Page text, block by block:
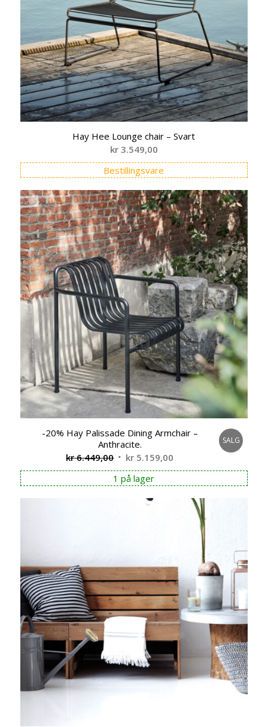
Hay Hee Lounge chair – Svart
kr3.549,00
Bestillingsvare
-20% Hay Palissade Dining Armchair –
Anthracite.
kr6.449,00 Opprinnelig
pris
var:
kr 6.449,00.
kr 5.159,00
pris
er:
kr 5.159,00.
SALG
1 på lager